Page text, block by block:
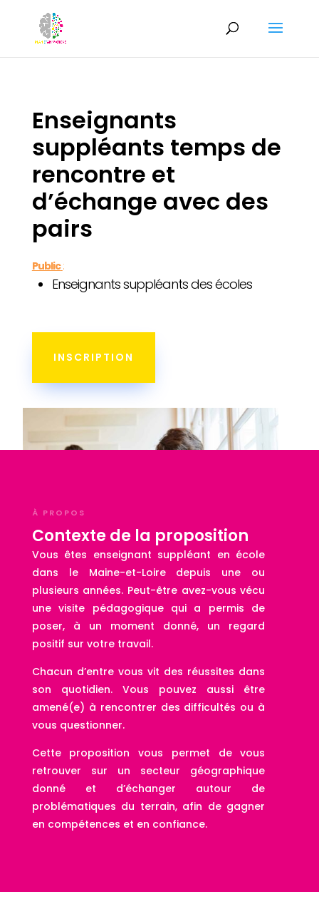
Enseignants
suppléants temps de
rencontre et
d’échange avec des
pairs
Public :
Enseignants suppléants des écoles
INSCRIPTION
À PROPOS
Contexte de la proposition
Vous êtes enseignant suppléant en école
dans le Maine-et-Loire depuis une ou
plusieurs années. Peut-être avez-vous vécu
une visite pédagogique qui a permis de
poser, à un moment donné, un regard
positif sur votre travail.
Chacun d’entre vous vit des réussites dans
son quotidien. Vous pouvez aussi être
amené(e) à rencontrer des difficultés ou à
vous questionner.
Cette proposition vous permet de vous
retrouver sur un secteur géographique
donné et d’échanger autour de
problématiques du terrain, afin de gagner
en compétences et en confiance.